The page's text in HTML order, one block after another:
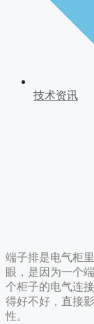
技术资讯
端子排是电气柜
眼，是因为一个
个柜子的电气连
得好不好，直接
性。